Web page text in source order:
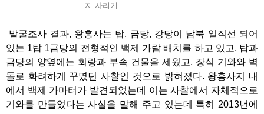
지 사리기
발굴조사 결과, 왕흥사는 탑, 금당, 강당이 남북 일직선 되어
있는 1탑 1금당의 전형적인 백제 가람 배치를 하고 있고, 탑과
금당의 양옆에는 회랑과 부속 건물을 세웠고, 장식 기와와 벽
돌로 화려하게 꾸몄던 사찰인 것으로 밝혀졌다. 왕흥사지 내
에서 백제 가마터가 발견되었는데 이는 사찰에서 자체적으로
기와를 만들었다는 사실을 말해 주고 있는데 특히 2013년에